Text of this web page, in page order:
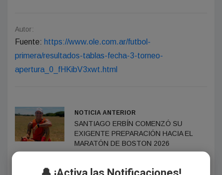
Autor:
Fuente: https://www.ole.com.ar/futbol-
primera/resultados-tablas-fecha-3-torneo-
apertura_0_fHKibV3xwt.html
NOTICIA ANTERIOR
SANTIAGO ERBÍN COMENZÓ SU
EXIGENTE PREPARACIÓN HACIA EL
MARATÓN DE BOSTON 2026